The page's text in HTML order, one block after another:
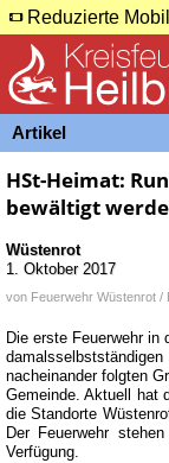
Reduzierte
Artikel
HSt-Heimat:
bewältigt
Wüstenrot
1. Oktober 2017
von Feuerwehr Wüstenrot /
Die erste Feuerwehr in
nacheinander folgten
Gemeinde. Aktuell hat
die Standorte
Der Feuerwehr
Verfügung.